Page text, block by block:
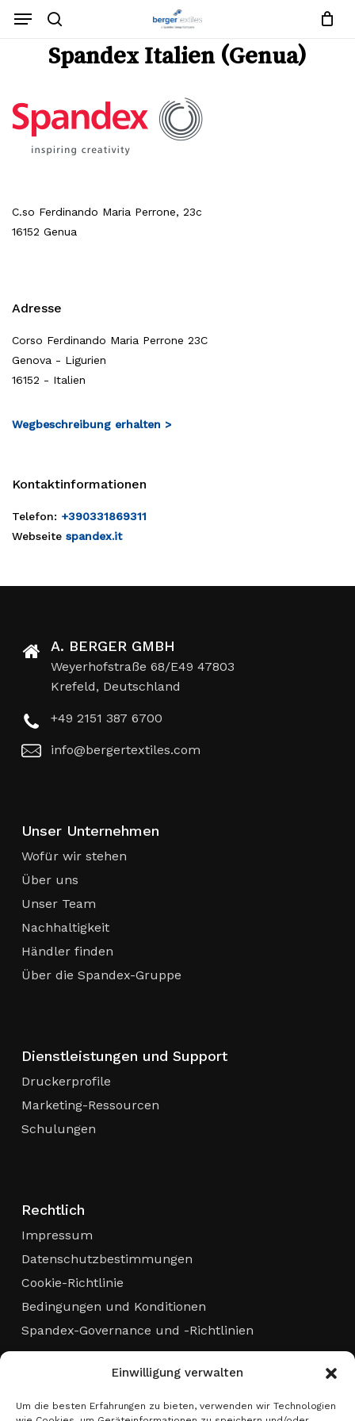
Einwilligung verwalten
Um die besten Erfahrungen zu bieten, verwenden wir Technologien
Hauptinhalt
springen
MenüAnfrageliste
Warenkorb
schließen
Zum Shop Gehen
Spandex Italien (Genua)
C.so Ferdinando Maria Perrone, 23c
16152 Genua
Adresse
Corso Ferdinando Maria Perrone 23C
Genova - Ligurien
16152 - Italien
Wegbeschreibung erhalten >
Kontaktinformationen
Telefon: +390331869311
Webseite spandex.it
A. BERGER GMBH
Weyerhofstraße 68/E49 47803
Krefeld, Deutschland
+49 2151 387 6700
info@bergertextiles.com
Unser Unternehmen
Wofür wir stehen
Über uns
Unser Team
Nachhaltigkeit
Händler finden
Über die Spandex-Gruppe
Dienstleistungen und Support
Druckerprofile
Marketing-Ressourcen
Schulungen
Rechtlich
Impressum
Datenschutzbestimmungen
Cookie-Richtlinie
Bedingungen und Konditionen
Spandex-Governance und -Richtlinien
Menü
schließen